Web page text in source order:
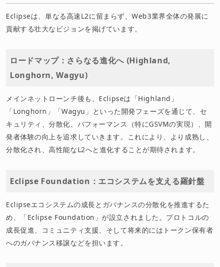
Eclipseは、単なる高速L2に留まらず、Web3業界全体の発展に
貢献する壮大なビジョンを掲げています。
ロードマップ：さらなる進化へ (Highland,
Longhorn, Wagyu)
メインネットローンチ後も、Eclipseは「Highland」
「Longhorn」「Wagyu」といった開発フェーズを通じて、セ
キュリティ、分散化、パフォーマンス（特にGSVMの実現）、開
発者体験の向上を追求していきます。これにより、より成熟し、
分散化され、高性能なL2へと進化することが期待されます。
Eclipse Foundation：エコシステムを支える羅針盤
Eclipseエコシステムの成長とガバナンスの分散化を推進するた
め、「Eclipse Foundation」が設立されました。プロトコルの
成長促進、コミュニティ支援、そして将来的にはトークン保有者
へのガバナンス移譲などを担います。